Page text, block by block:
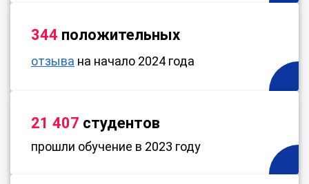
344 положительных
отзыва на начало 2024 года
21 407 студентов
прошли обучение в 2023 году